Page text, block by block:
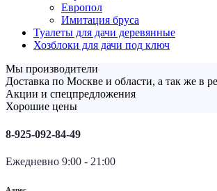
Европол
Имитация бруса
Туалеты для дачи деревянные
Хозблоки для дачи под ключ
Мы производители
Доставка по Москве и области, а так же в
Акции и спецпредложения
Хорошие цены
8-925-092-84-49
Ежедневно 9:00 - 21:00